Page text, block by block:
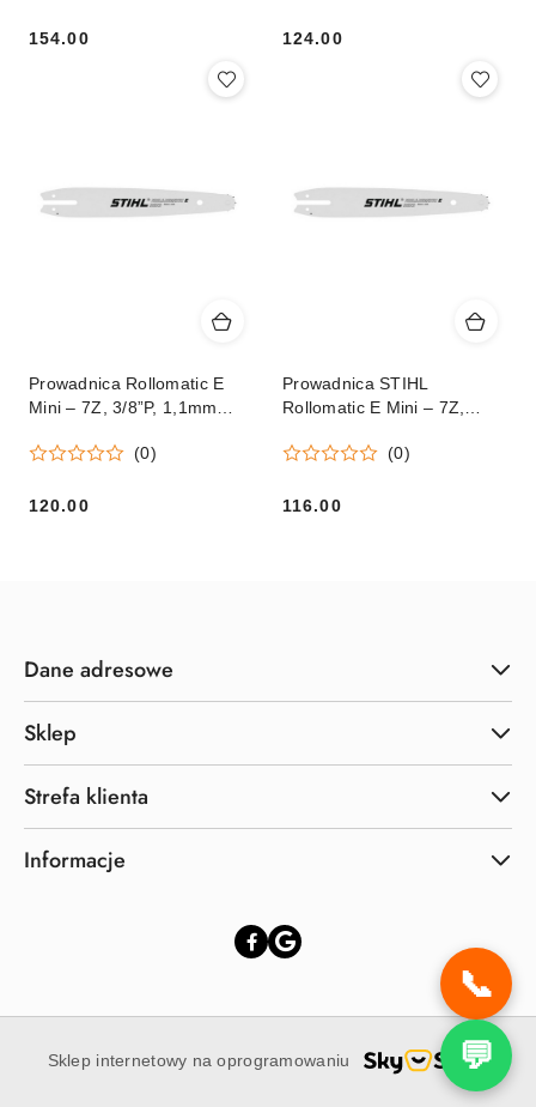
📞
💬
154.00 124.00
Prowadnica Rollomatic E
Mini – 7Z, 3/8”P, 1,1mm
(0)
Cena:
120.00
Prowadnica STIHL
Rollomatic E Mini – 7Z,
Orginał
(0)
Cena:
116.00
Dane adresowe
Sklep
Strefa klienta
Informacje
Sklep internetowy na oprogramowaniu